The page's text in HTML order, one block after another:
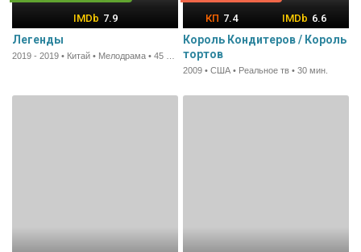
7.9
Легенды
2019 - 2019 • Китай • Мелодрама • 45 мин.
7.4 6.6
Король Кондитеров / Король
тортов
2009 • США • Реальное тв • 30 мин.